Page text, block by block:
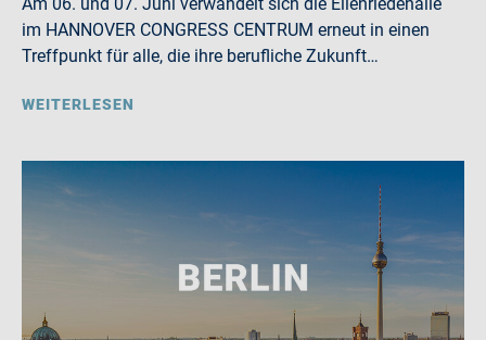
im HANNOVER CONGRESS CENTRUM erneut in einen
Treffpunkt für alle, die ihre berufliche Zukunft…
WEITERLESEN